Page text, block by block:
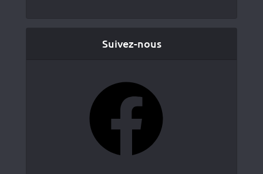
Suivez-nous